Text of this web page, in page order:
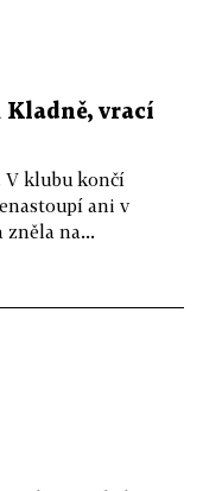
Kladně, vrací
V klubu končí
ani v
zněla na...